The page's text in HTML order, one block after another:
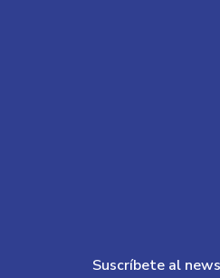
Suscríbete al